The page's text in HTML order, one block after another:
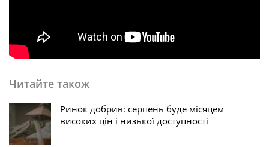
Читайте також
Ринок добрив: серпень буде місяцем
високих цін і низької доступності